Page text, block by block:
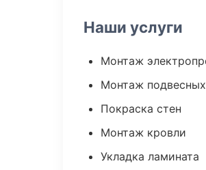
Наши услуги
Монтаж
Монтаж
Покраска стен
Монтаж кровли
Укладка ламината